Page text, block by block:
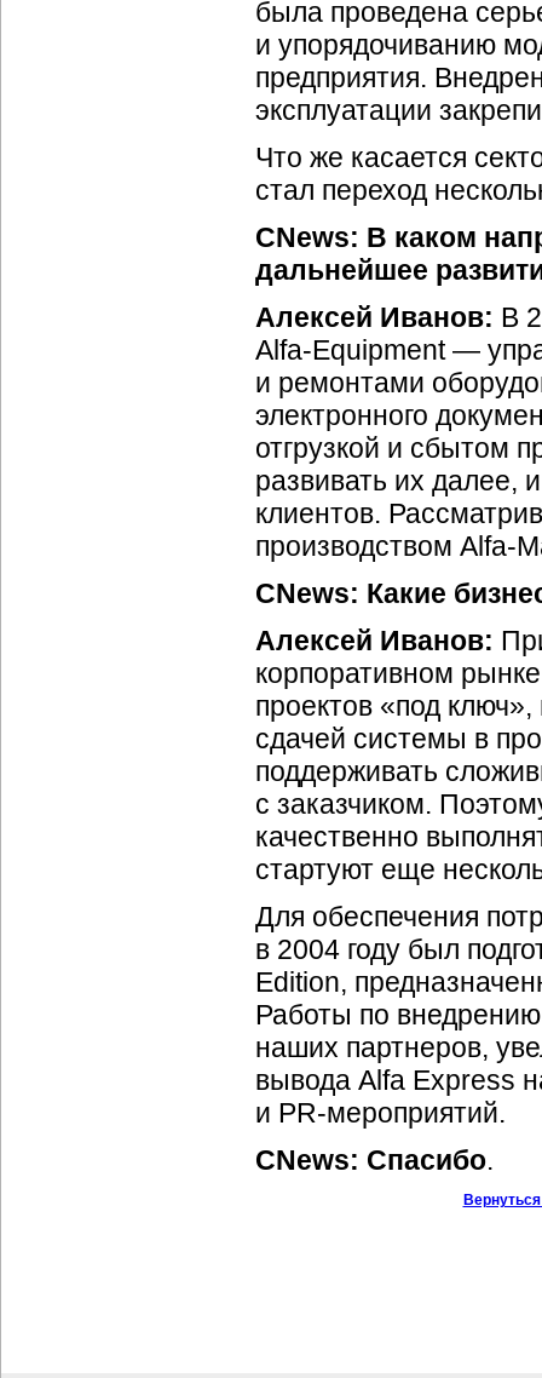
была проведена
и упорядочиванию
предприятия.
эксплуатации
Что же касается
стал переход
CNews: В каком
дальнейшее
Алексей Иванов: В
Alfa-Equipment —
и ремонтами
электронного
отгрузкой и сбытом
развивать их далее,
клиентов.
производством Alfa-
CNews: Какие
Алексей Иванов:
корпоративном
проектов «под
сдачей системы в
поддерживать
с заказчиком.
качественно
стартуют еще
Для обеспечения
в 2004 году был
Edition,
Работы по
наших партнеров,
вывода Alfa Express
и PR-мероприятий.
CNews: Спасибо.